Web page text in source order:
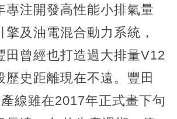
專注開發高性能小排氣量
擎及油電混合動力系統，
田曾經也打造過大排量V12
歷史距離現在不遠。豐田
線雖在2017年正式畫下句